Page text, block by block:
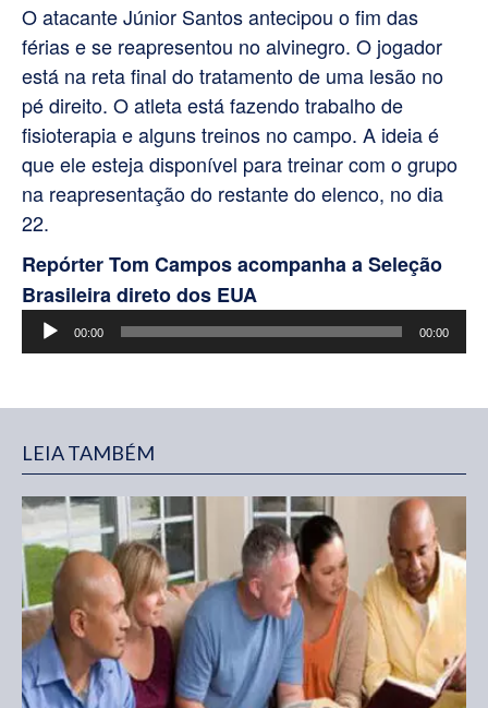
O atacante Júnior Santos antecipou o fim das
férias e se reapresentou no alvinegro. O jogador
está na reta final do tratamento de uma lesão no
pé direito. O atleta está fazendo trabalho de
fisioterapia e alguns treinos no campo. A ideia é
que ele esteja disponível para treinar com o grupo
na reapresentação do restante do elenco, no dia
22.
Repórter Tom Campos acompanha a Seleção
Brasileira direto dos EUA
Tocador
de
00:00 00:00
LEIA TAMBÉM